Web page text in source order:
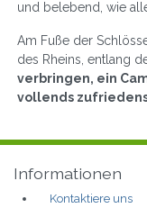
und belebend, wie
Am Fuße der
des Rheins, entlang
verbringen, ein
vollends
Informationen
Kontaktiere uns